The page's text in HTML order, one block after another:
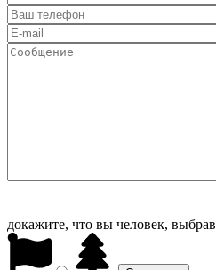
докажите, что вы человек, выбрав